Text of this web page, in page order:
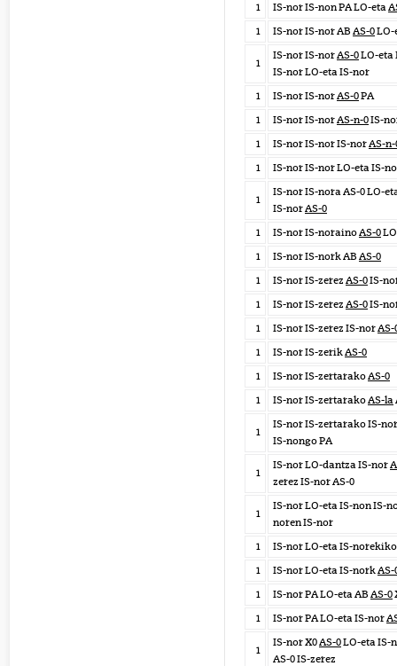
1
IS-nor IS-non PA LO-eta
1
IS-nor IS-nor AB AS-0LO-
1
IS-nor IS-norAS-0LO-eta
IS-nor LO-eta IS-nor
1
IS-nor IS-norAS-0PA
1
IS-nor IS-norAS-n-0IS-
1
IS-nor IS-nor IS-norAS-n-
1
IS-nor IS-nor LO-eta IS-
1
IS-nor IS-nora AS-0 LO-
IS-norAS-0
1
IS-nor IS-norainoAS-0
1
IS-nor IS-nork AB AS-0
1
IS-nor IS-zerez AS-0IS-
1
IS-nor IS-zerez AS-0IS-
1
IS-nor IS-zerez IS-norAS-
1
IS-nor IS-zerikAS-0
1
IS-nor IS-zertarakoAS-0
1
IS-nor IS-zertarakoAS-la
1
IS-nor IS-zertarako IS-
IS-nongo PA
1
IS-nor LO-dantza IS-nor
zerez IS-nor AS-0
1
IS-nor LO-eta IS-non IS-
noren IS-nor
1
IS-nor LO-eta IS-
1
IS-nor LO-eta IS-norkAS-
1
IS-nor PA LO-eta AB AS-0
1
IS-nor PA LO-eta IS-nor
1
IS-nor X0AS-0LO-eta IS-
AS-0 IS-zerez